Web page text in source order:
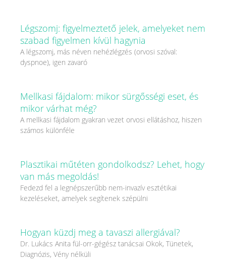
Légszomj: figyelmeztető jelek, amelyeket nem
szabad figyelmen kívül hagynia
A légszomj, más néven nehézlégzés (orvosi szóval:
dyspnoe), igen zavaró
Mellkasi fájdalom: mikor sürgősségi eset, és
mikor várhat még?
A mellkasi fájdalom gyakran vezet orvosi ellátáshoz, hiszen
számos különféle
Plasztikai műtéten gondolkodsz? Lehet, hogy
van más megoldás!
Fedezd fel a legnépszerűbb nem-invazív esztétikai
kezeléseket, amelyek segítenek szépülni
Hogyan küzdj meg a tavaszi allergiával?
Dr. Lukács Anita fül-orr-gégész tanácsai Okok, Tünetek,
Diagnózis, Vény nélküli